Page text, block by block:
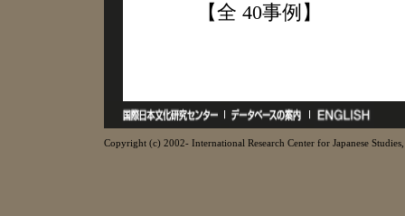
【全 40事例】
Copyright (c) 2002- International Research Center for Japanese